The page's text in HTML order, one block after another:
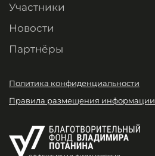
Участники
Новости
Партнёры
Политика конфиденциальности
Правила размещения информации